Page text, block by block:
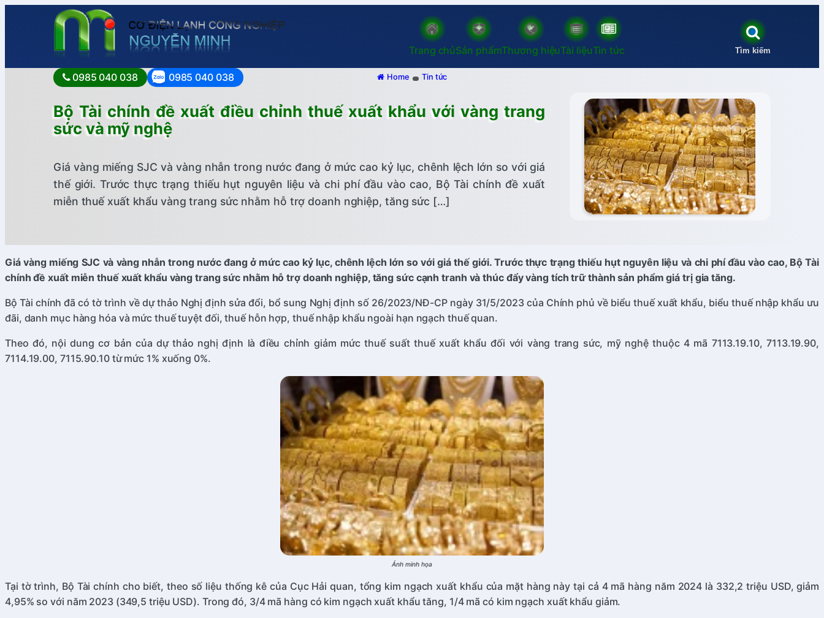
Trang chủSản phẩmThương hiệuTài liệuTin tức Tìm kiếm
0985 040 038 0985 040 038 Home Tin tức
Bộ Tài chính đề xuất điều chỉnh thuế xuất khẩu với vàng trang
sức và mỹ nghệ
Giá vàng miếng SJC và vàng nhẫn trong nước đang ở mức cao kỷ lục, chênh lệch lớn so với giá
thế giới. Trước thực trạng thiếu hụt nguyên liệu và chi phí đầu vào cao, Bộ Tài chính đề xuất
miễn thuế xuất khẩu vàng trang sức nhằm hỗ trợ doanh nghiệp, tăng sức […]
Giá vàng miếng SJC và vàng nhẫn trong nước đang ở mức cao kỷ lục, chênh lệch lớn so với giá thế giới. Trước thực trạng thiếu hụt nguyên liệu và chi phí đầu vào cao, Bộ Tài
chính đề xuất miễn thuế xuất khẩu vàng trang sức nhằm hỗ trợ doanh nghiệp, tăng sức cạnh tranh và thúc đẩy vàng tích trữ thành sản phẩm giá trị gia tăng.
Bộ Tài chính đã có tờ trình về dự thảo Nghị định sửa đổi, bổ sung Nghị định số 26/2023/NĐ-CP ngày 31/5/2023 của Chính phủ về biểu thuế xuất khẩu, biểu thuế nhập khẩu ưu
đãi, danh mục hàng hóa và mức thuế tuyệt đối, thuế hỗn hợp, thuế nhập khẩu ngoài hạn ngạch thuế quan.
Theo đó, nội dung cơ bản của dự thảo nghị định là điều chỉnh giảm mức thuế suất thuế xuất khẩu đối với vàng trang sức, mỹ nghệ thuộc 4 mã 7113.19.10, 7113.19.90,
7114.19.00, 7115.90.10 từ mức 1% xuống 0%.
Ảnh minh họa
Tại tờ trình, Bộ Tài chính cho biết, theo số liệu thống kê của Cục Hải quan, tổng kim ngạch xuất khẩu của mặt hàng này tại cả 4 mã hàng năm 2024 là 332,2 triệu USD, giảm
4,95% so với năm 2023 (349,5 triệu USD). Trong đó, 3/4 mã hàng có kim ngạch xuất khẩu tăng, 1/4 mã có kim ngạch xuất khẩu giảm.